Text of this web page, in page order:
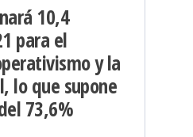
10,4
para el
y la
lo que supone
73,6%